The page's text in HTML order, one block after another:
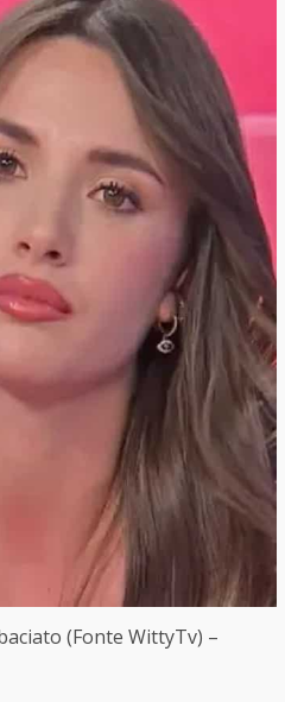
(Fonte WittyTv) –